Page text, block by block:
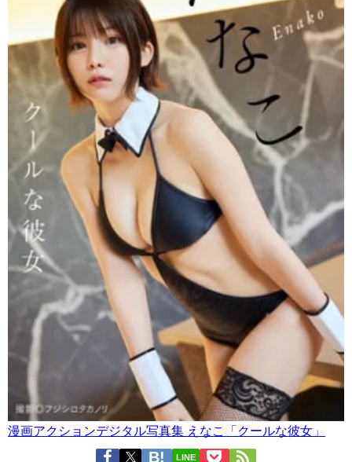
漫画アクションデジタル写真集 えなこ「クールな彼女」
LINE